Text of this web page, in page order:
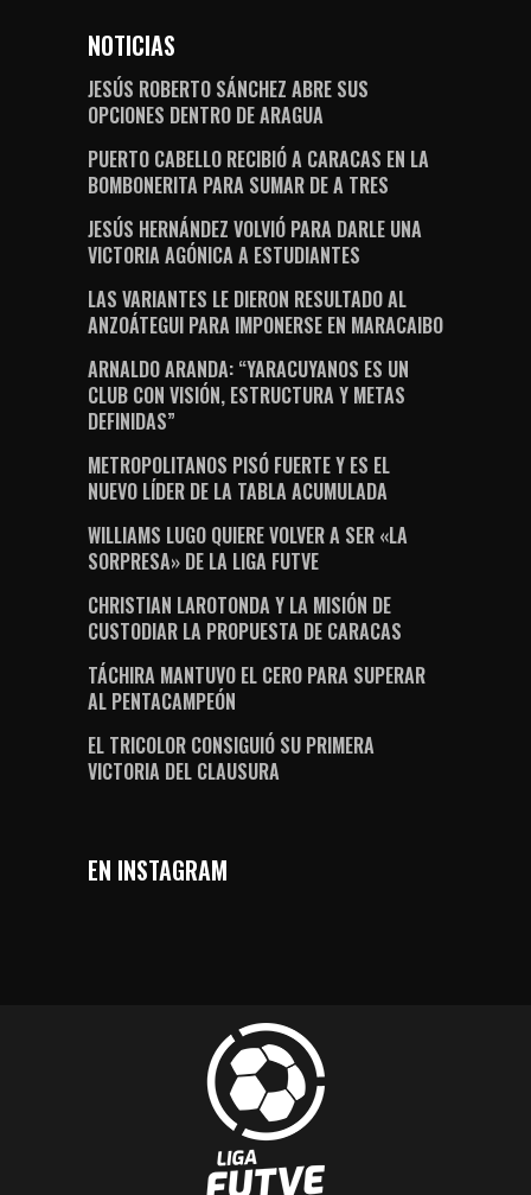
NOTICIAS
JESÚS ROBERTO SÁNCHEZ ABRE SUS
OPCIONES DENTRO DE ARAGUA
PUERTO CABELLO RECIBIÓ A CARACAS EN LA
BOMBONERITA PARA SUMAR DE A TRES
JESÚS HERNÁNDEZ VOLVIÓ PARA DARLE UNA
VICTORIA AGÓNICA A ESTUDIANTES
LAS VARIANTES LE DIERON RESULTADO AL
ANZOÁTEGUI PARA IMPONERSE EN MARACAIBO
ARNALDO ARANDA: “YARACUYANOS ES UN
CLUB CON VISIÓN, ESTRUCTURA Y METAS
DEFINIDAS”
METROPOLITANOS PISÓ FUERTE Y ES EL
NUEVO LÍDER DE LA TABLA ACUMULADA
WILLIAMS LUGO QUIERE VOLVER A SER «LA
SORPRESA» DE LA LIGA FUTVE
CHRISTIAN LAROTONDA Y LA MISIÓN DE
CUSTODIAR LA PROPUESTA DE CARACAS
TÁCHIRA MANTUVO EL CERO PARA SUPERAR
AL PENTACAMPEÓN
EL TRICOLOR CONSIGUIÓ SU PRIMERA
VICTORIA DEL CLAUSURA
EN INSTAGRAM